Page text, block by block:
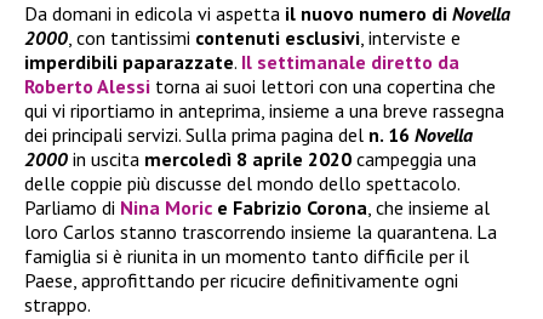
Da domani in edicola vi aspetta il nuovo numero di Novella
2000, con tantissimi contenuti esclusivi, interviste e
imperdibili paparazzate. Il settimanale diretto da
Roberto Alessi torna ai suoi lettori con una copertina che
qui vi riportiamo in anteprima, insieme a una breve rassegna
dei principali servizi. Sulla prima pagina del n. 16 Novella
2000 in uscita mercoledì 8 aprile 2020 campeggia una
delle coppie più discusse del mondo dello spettacolo.
Parliamo di Nina Moric e Fabrizio Corona, che insieme al
loro Carlos stanno trascorrendo insieme la quarantena. La
famiglia si è riunita in un momento tanto difficile per il
Paese, approfittando per ricucire definitivamente ogni
strappo.